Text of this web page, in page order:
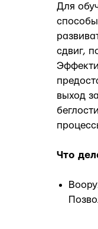
Для
сдвиг,
выход
Что